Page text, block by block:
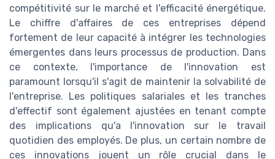
compétitivité sur le marché et l'efficacité énergétique.
Le chiffre d'affaires de ces entreprises dépend
fortement de leur capacité à intégrer les technologies
émergentes dans leurs processus de production. Dans
ce contexte, l'importance de l'innovation est
paramount lorsqu'il s'agit de maintenir la solvabilité de
l'entreprise. Les politiques salariales et les tranches
d'effectif sont également ajustées en tenant compte
des implications qu'a l'innovation sur le travail
quotidien des employés. De plus, un certain nombre de
ces innovations jouent un rôle crucial dans le